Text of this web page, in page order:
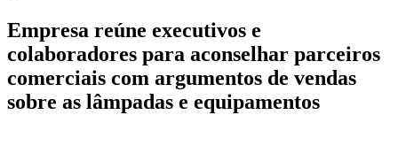
Empresa reúne executivos e
colaboradores para aconselhar parceiros
comerciais com argumentos de vendas
sobre as lâmpadas e equipamentos